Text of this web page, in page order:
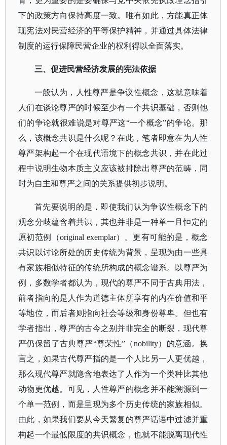
下的政策方向保持高度一致。唯有如此，方能真正体
现宪法对民营经济的平等保护精神，并通过具体法律
制度的运行保障民营企业的权利得以全面落实。
三、促进民营经济发展的宪法依据
一般认为，人性尊严是争议性概念，这就意味着
人们在谈论尊严的时候至少有一个共识基础，否则他
们的争论就很难说是对尊严这“一个概念”的争论。那
么，该概念共识是什么呢？在此，笔者即意在为人性
尊严架构起一个在现代语境下的概念共识，并在此过
程中说明生物本质主义应该被排除出尊严的范畴，同
时为自主和尊严之间的关系提供初步说明。
首先要说明的是，即使我们认为争议性概念下的
观念分歧蕴含着共识，其也并非是一种单一且恒定的
原初范例（original exemplar）。更有可能的是，概念
共识以讨论所处的历史传统为背景，呈现为由一些具
有家族相似特征的传统所构成的概念谱系。以尊严为
例，多数学者都认为，现代的尊严不同于古典用法，
前者指向的是人作为道德主体所享有的内在价值和平
等地位，而后者则指向社会等级和身份尊卑。但也有
学者指出，尊严的古今之别并非完全的断裂，现代尊
严仍保留了古典尊严“尊荣性”（nobility）的意涵。换
言之，如果古代尊严指的是一个人比另一人更优越，
那么现代尊严就隐含地表达了人作为一个类种比其他
动物更优越。可见，人性尊严的概念并不能溯源到一
个单一范例，而是呈现为多个历史传统的家族相似。
由此，如果我们要从今天繁复的尊严话语中过滤并重
构起一个最低限度的共识概念，也就不能脱离现代性